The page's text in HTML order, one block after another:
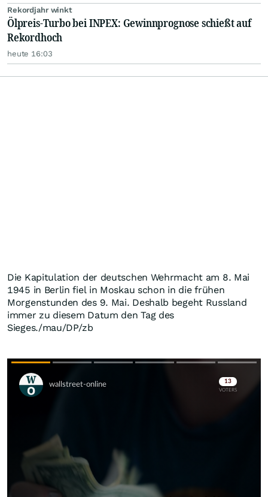
Rekordjahr winkt
Ölpreis-Turbo bei INPEX: Gewinnprognose schießt auf
Rekordhoch
heute 16:03
Die Kapitulation der deutschen Wehrmacht am 8. Mai
1945 in Berlin fiel in Moskau schon in die frühen
Morgenstunden des 9. Mai. Deshalb begeht Russland
immer zu diesem Datum den Tag des
Sieges./mau/DP/zb
Skip